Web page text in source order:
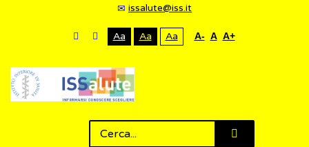
issalute@iss.it
Aa Aa Aa A- A A+